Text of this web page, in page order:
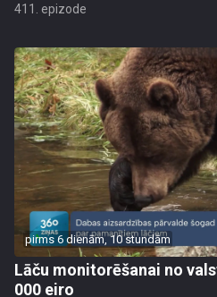
411. epizode
pirms 6 dienām, 10 stundām
Lāču monitorēšanai no
000 eiro